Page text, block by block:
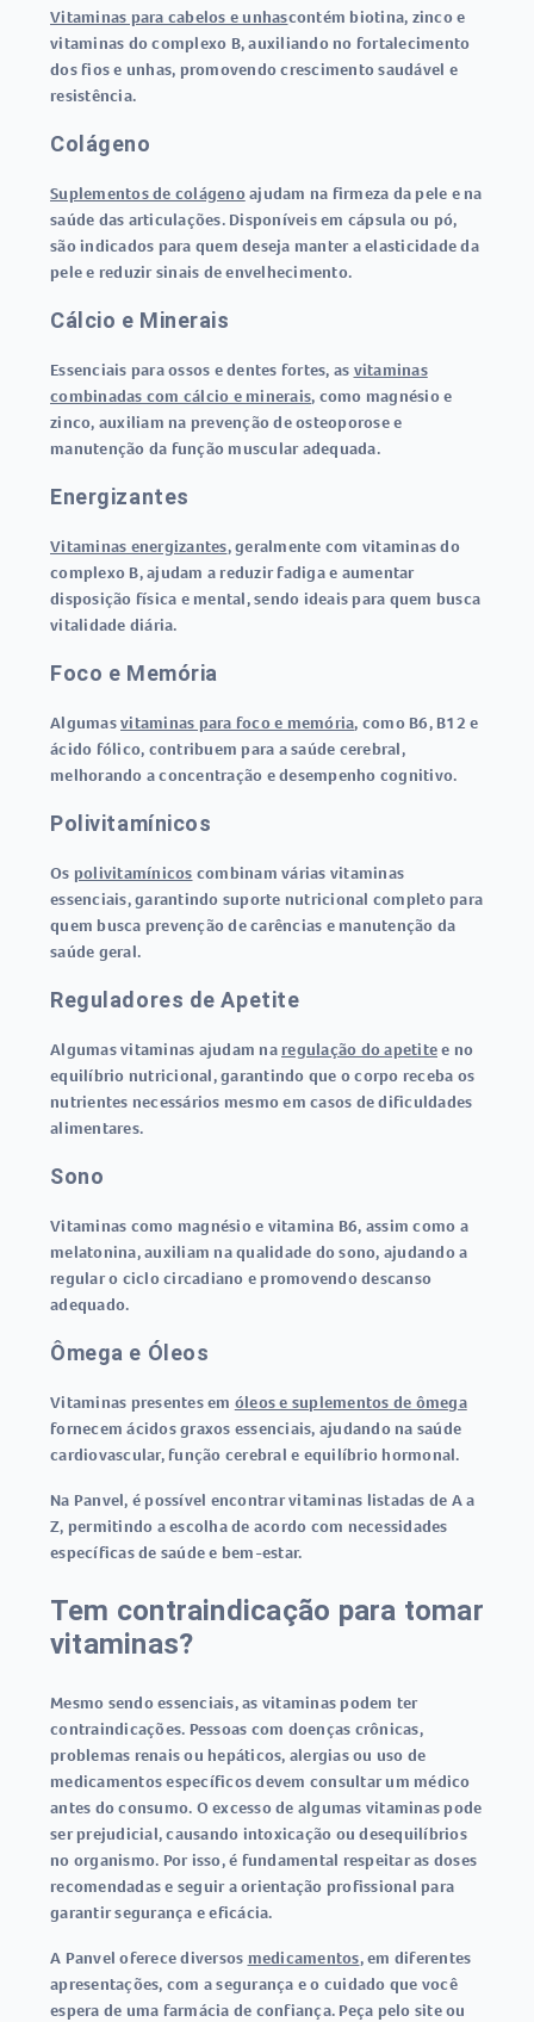
Vitaminas para cabelos e unhascontém biotina, zinco e
vitaminas do complexo B, auxiliando no fortalecimento
dos fios e unhas, promovendo crescimento saudável e
resistência.
Colágeno
Suplementos de colágenoajudam na firmeza da pele e na
saúde das articulações. Disponíveis em cápsula ou pó,
são indicados para quem deseja manter a elasticidade da
pele e reduzir sinais de envelhecimento.
Cálcio e Minerais
Essenciais para ossos e dentes fortes, as vitaminas
combinadas com cálcio e minerais, como magnésio e
zinco, auxiliam na prevenção de osteoporose e
manutenção da função muscular adequada.
Energizantes
Vitaminas energizantes, geralmente com vitaminas do
complexo B, ajudam a reduzir fadiga e aumentar
disposição física e mental, sendo ideais para quem busca
vitalidade diária.
Foco e Memória
Algumasvitaminas para foco e memória, como B6, B12 e
ácido fólico, contribuem para a saúde cerebral,
melhorando a concentração e desempenho cognitivo.
Polivitamínicos
Os polivitamínicos combinam várias vitaminas
essenciais, garantindo suporte nutricional completo para
quem busca prevenção de carências e manutenção da
saúde geral.
Reguladores de Apetite
Algumas vitaminas ajudam na regulação do apetitee no
equilíbrio nutricional, garantindo que o corpo receba os
nutrientes necessários mesmo em casos de dificuldades
alimentares.
Sono
Vitaminas como magnésio e vitamina B6, assim como a
melatonina, auxiliam na qualidade do sono, ajudando a
regular o ciclo circadiano e promovendo descanso
adequado.
Ômega e Óleos
Vitaminas presentes em óleos e suplementos de ômega
fornecem ácidos graxos essenciais, ajudando na saúde
cardiovascular, função cerebral e equilíbrio hormonal.
Na Panvel, é possível encontrar vitaminas listadas de A a
Z, permitindo a escolha de acordo com necessidades
específicas de saúde e bem-estar.
Tem contraindicação para tomar
vitaminas?
Mesmo sendo essenciais, as vitaminas podem ter
contraindicações. Pessoas com doenças crônicas,
problemas renais ou hepáticos, alergias ou uso de
medicamentos específicos devem consultar um médico
antes do consumo. O excesso de algumas vitaminas pode
ser prejudicial, causando intoxicação ou desequilíbrios
no organismo. Por isso, é fundamental respeitar as doses
recomendadas e seguir a orientação profissional para
garantir segurança e eficácia.
A Panvel oferece diversos medicamentos, em diferentes
apresentações, com a segurança e o cuidado que você
espera de uma farmácia de confiança. Peça pelo site ou